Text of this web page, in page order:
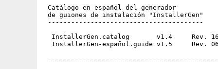
Catálogo en español del generador
de guiones de instalación "InstallerGen"
----------------------------------------
InstallerGen.catalog       v1.4     Rev.
InstallerGen-español.guide v1.5     Rev.